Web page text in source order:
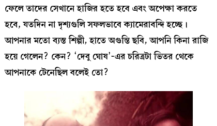
ফেলে তাদের সেখানে হাজির হতে হবে এবং অপেক্ষা করতে
হবে, যতদিন না দৃশ্যগুলি সফলভাবে ক্যামেরাবন্দি হচ্ছে।
আপনার মতো ব্যস্ত শিল্পী, হাতে অগুন্তি ছবি, আপনি কিনা রাজি
হয়ে গেলেন? কেন? ‘দেবু ঘোষ’-এর চরিত্রটা ভিতর থেকে
আপনাকে টেনেছিল বলেই তো?